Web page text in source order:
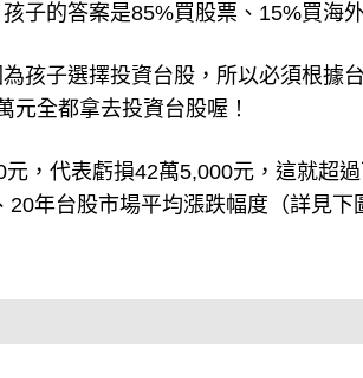
子的答案是85%買股票、15%買海
為孩子選擇投資台股，所以必須根據
全都拿去投資台股喔！
，代表虧損42萬5,000元，這就超
年台股市場平均漲跌幅度（詳見下